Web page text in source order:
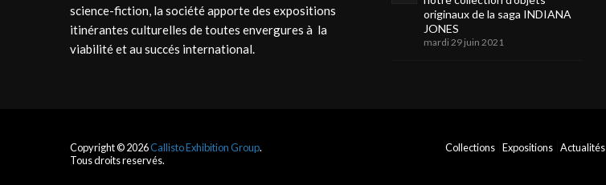
science-fiction, la société apporte des expositions
itinérantes culturelles de toutes envergures à la
viabilité et au succés international.
originaux de la saga INDIANA
JONES
mardi 29 juin 2021
Copyright © 2026Callisto Exhibition Group.
Tous droits reservés.
Collections Expositions Actualités